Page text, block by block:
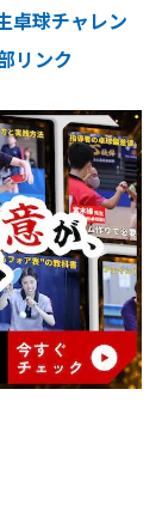
卓球チャレン
リンク